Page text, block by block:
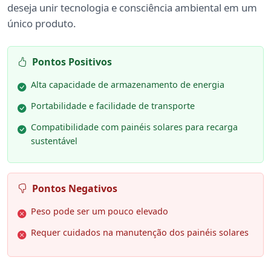
deseja unir tecnologia e consciência ambiental em um
único produto.
Pontos Positivos
Alta capacidade de armazenamento de energia
Portabilidade e facilidade de transporte
Compatibilidade com painéis solares para recarga
sustentável
Pontos Negativos
Peso pode ser um pouco elevado
Requer cuidados na manutenção dos painéis solares